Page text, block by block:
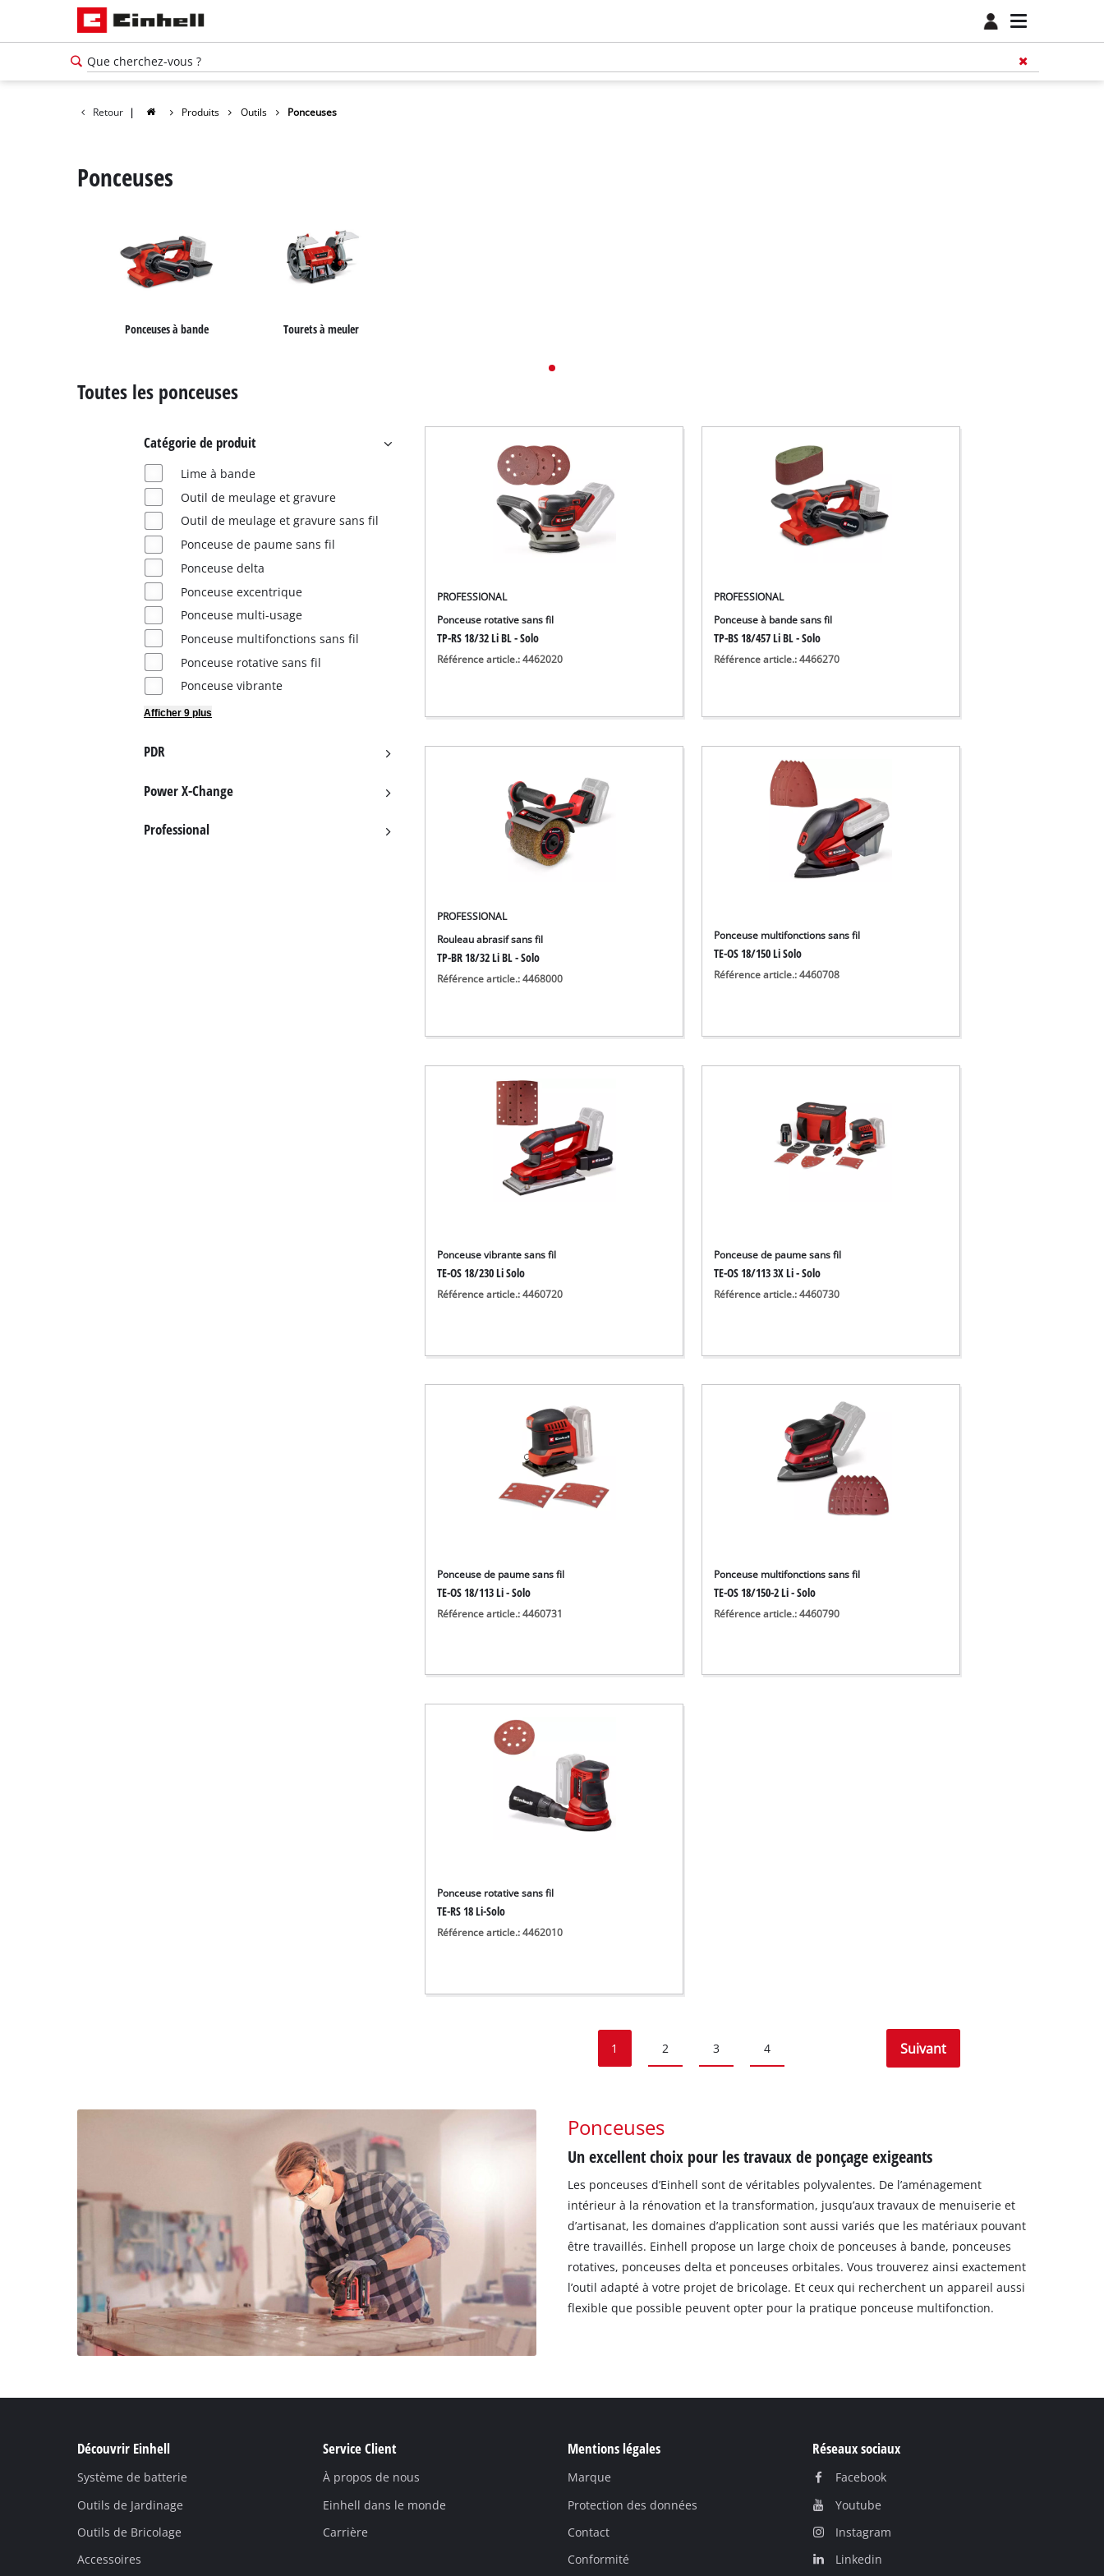
Retour | Produits Outils Ponceuses
Ponceuses
Ponceuses à bande Tourets à meuler
Toutes les ponceuses
Catégorie de produit
Lime à bande
Outil de meulage et gravure
Outil de meulage et gravure sans fil
Ponceuse de paume sans fil
Ponceuse delta
Ponceuse excentrique
Ponceuse multi-usage
Ponceuse multifonctions sans fil
Ponceuse rotative sans fil
Ponceuse vibrante
Afficher 9 plus
PDR
Power X-Change
Professional
PROFESSIONAL
Ponceuse rotative sans fil
TP-RS 18/32 Li BL - Solo
Référence article.: 4462020
PROFESSIONAL
Ponceuse à bande sans fil
TP-BS 18/457 Li BL - Solo
Référence article.: 4466270
PROFESSIONAL
Rouleau abrasif sans fil
TP-BR 18/32 Li BL - Solo
Référence article.: 4468000
Ponceuse multifonctions sans fil
TE-OS 18/150 Li Solo
Référence article.: 4460708
Ponceuse vibrante sans fil
TE-OS 18/230 Li Solo
Référence article.: 4460720
Ponceuse de paume sans fil
TE-OS 18/113 3X Li - Solo
Référence article.: 4460730
Ponceuse de paume sans fil
TE-OS 18/113 Li - Solo
Référence article.: 4460731
Ponceuse multifonctions sans fil
TE-OS 18/150-2 Li - Solo
Référence article.: 4460790
Ponceuse rotative sans fil
TE-RS 18 Li-Solo
Référence article.: 4462010
1 2 3 4 Suivant
Ponceuses
Un excellent choix pour les travaux de ponçage exigeants
Les ponceuses d’Einhell sont de véritables polyvalentes. De l’aménagement
intérieur à la rénovation et la transformation, jusqu’aux travaux de menuiserie et
d’artisanat, les domaines d’application sont aussi variés que les matériaux pouvant
être travaillés. Einhell propose un large choix de ponceuses à bande, ponceuses
rotatives, ponceuses delta et ponceuses orbitales. Vous trouverez ainsi exactement
l’outil adapté à votre projet de bricolage. Et ceux qui recherchent un appareil aussi
flexible que possible peuvent opter pour la pratique ponceuse multifonction.
Découvrir Einhell
Système de batterie
Outils de Jardinage
Outils de Bricolage
Accessoires
Service Client
À propos de nous
Einhell dans le monde
Carrière
Mentions légales
Marque
Protection des données
Contact
Conformité
Réseaux sociaux
Facebook
Youtube
Instagram
Linkedin